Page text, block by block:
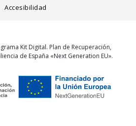
Accesibilidad
Kit Digital. Plan de Recuperación,
de España «Next Generation EU».